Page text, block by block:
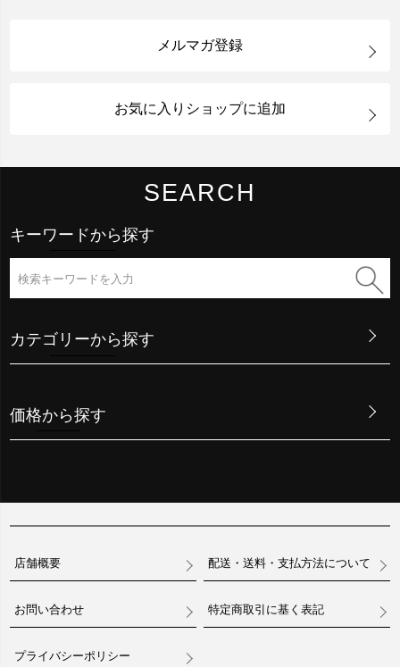
メルマガ登録
お気に入りショップに追加
SEARCH
キーワードから探す
カテゴリーから探す
価格から探す
店舗概要 配送・送料・支払方法について
お問い合わせ 特定商取引に基く表記
プライバシーポリシー